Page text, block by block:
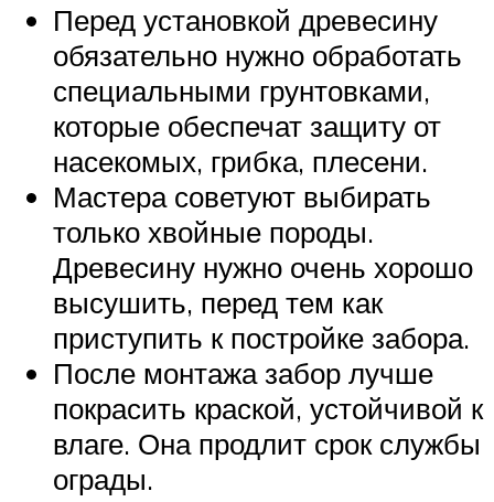
Перед установкой древесину
обязательно нужно обработать
специальными грунтовками,
которые обеспечат защиту от
насекомых, грибка, плесени.
Мастера советуют выбирать
только хвойные породы.
Древесину нужно очень хорошо
высушить, перед тем как
приступить к постройке забора.
После монтажа забор лучше
покрасить краской, устойчивой к
влаге. Она продлит срок службы
ограды.